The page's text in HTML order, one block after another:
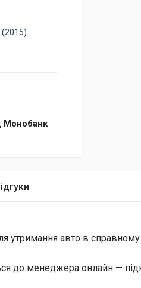
Монобанк
утримання авто в
до менеджера онлайн —